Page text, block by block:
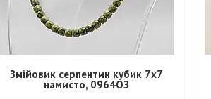
Змійовик серпентин кубик 7х7
намисто, 0964ОЗ